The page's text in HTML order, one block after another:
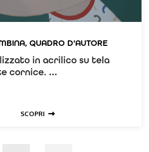
QUADRO D’AUTORE
in acrilico su tela
cornice.
SCOPRI